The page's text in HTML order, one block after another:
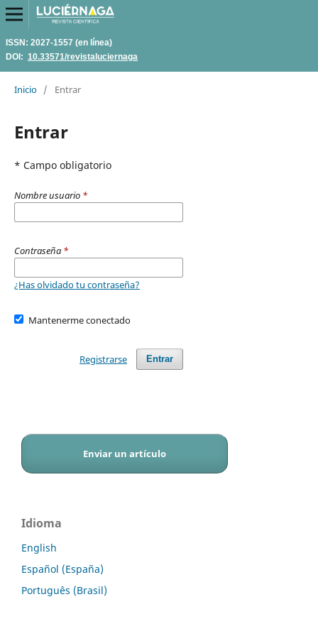
ISSN: 2027-1557 (en línea)
DOI: 10.33571/revistaluciernaga
Inicio / Entrar
Entrar
* Campo obligatorio
Nombre usuario *
Contraseña *
¿Has olvidado tu contraseña?
Mantenerme conectado
Entrar
Registrarse
Enviar un artículo
Idioma
English
Español (España)
Português (Brasil)